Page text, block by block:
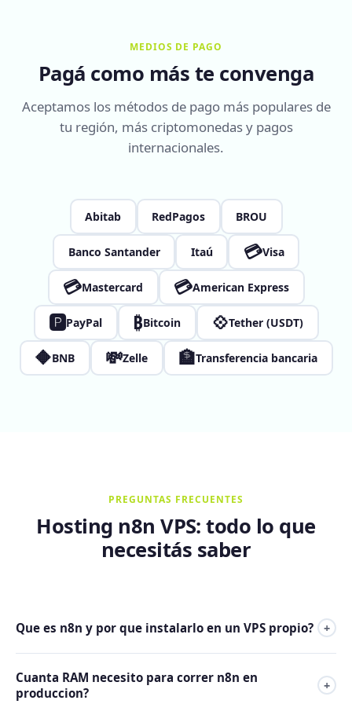
MEDIOS DE PAGO
Pagá como más te convenga
Aceptamos los métodos de pago más populares de
tu región, más criptomonedas y pagos
internacionales.
Abitab RedPagos BROU
Banco Santander Itaú 💳Visa
💳Mastercard 💳American Express
🅿PayPal ₿Bitcoin 💠Tether (USDT)
🔶BNB 💸Zelle 🏦Transferencia bancaria
PREGUNTAS FRECUENTES
Hosting n8n VPS: todo lo que
necesitás saber
Que es n8n y por que instalarlo en un VPS propio? +
open source que conecta mas de 400 apps y servicios.
Instalarlo en un VPS propio significa ejecuciones ilimitadas
Cuanta RAM necesito para correr n8n en
produccion?
+